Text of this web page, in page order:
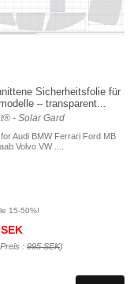
Sicherheitsfolie für
– transparent...
- Solar Gard
Audi BMW Ferrari Ford MB
Volvo VW ....
15-50%!
: 995 SEK)